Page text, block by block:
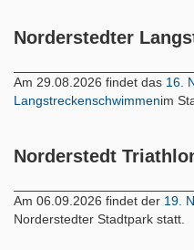
Norderstedter
Am 29.08.2026 findet das 16.
Langstreckenschwimmenim
Norderstedt
Am 06.09.2026 findet der 19.
Norderstedter Stadtpark statt.